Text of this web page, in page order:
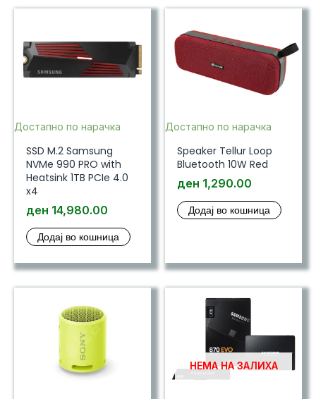
Достапно по нарачка
SSD M.2 Samsung
NVMe 990 PRO with
Heatsink 1TB PCIe 4.0
x4
ден 14,980.00
Додај во кошница
Достапно по нарачка
Speaker Tellur Loop
Bluetooth 10W Red
ден 1,290.00
Додај во кошница
НЕМА НА ЗАЛИХА